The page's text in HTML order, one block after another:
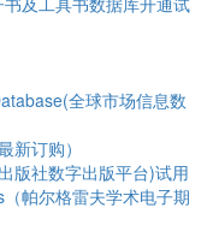
全球市场信息数
新订购）
版社数字出版平台)试用
帕尔格雷夫学术电子期